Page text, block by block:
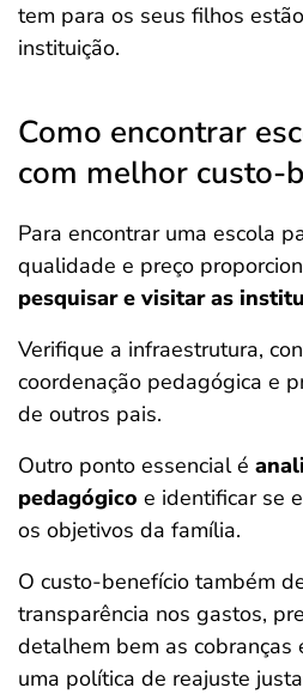
tem para os seus filhos
instituição.
Como encontrar
com melhor custo-
Para encontrar uma escola
qualidade e preço
pesquisar e visitar as
Verifique a infraestrutura,
coordenação pedagógica e
de outros pais.
Outro ponto essencial é
pedagógico e identificar se
os objetivos da família.
O custo-benefício também
transparência nos gastos,
detalhem bem as cobranças
uma política de reajuste